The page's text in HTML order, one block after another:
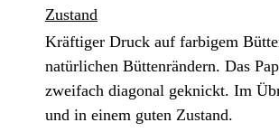
Zustand
Kräftiger Druck auf farbigem
natürlichen Büttenrändern. Das
zweifach diagonal geknickt. Im
und in einem guten Zustand.